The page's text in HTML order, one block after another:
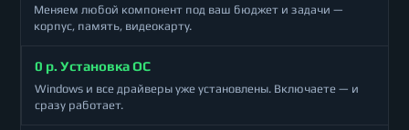
Меняем любой компонент под ваш бюджет и задачи —
корпус, память, видеокарту.
0 р. Установка ОС
Windows и все драйверы уже установлены. Включаете — и
сразу работает.